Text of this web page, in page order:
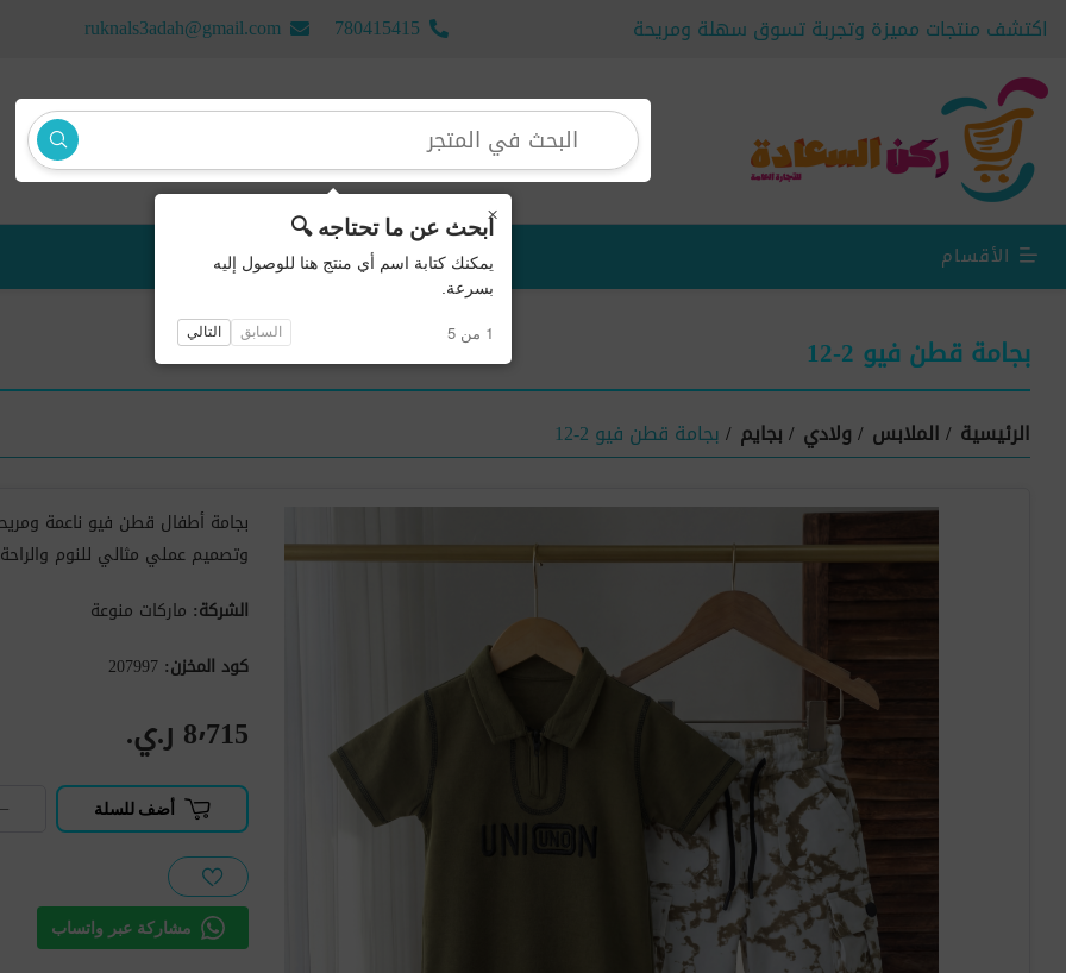
اكتشف منتجات مميزة وتجربة تسوق سهلة ومريحة 780415415
ruknals3adah@gmail.com
الأقسام منتجات جديدة
بجامة قطن فيو 2-12
الرئيسية /الملابس /ولادي /بجايم /بجامة قطن فيو 2-12
وتصميم عملي مثالي للنوم
الشركة: ماركات منوعة
كود المخزن: 207997
8٬715 ر.ي.‏
أضف للسلة
مشاركة عبر واتساب
×ابحث عن ما تحتاجه 🔍
يمكنك كتابة اسم أي منتج هنا للوصول إليه
بسرعة.
1 من 5 السابق التالي